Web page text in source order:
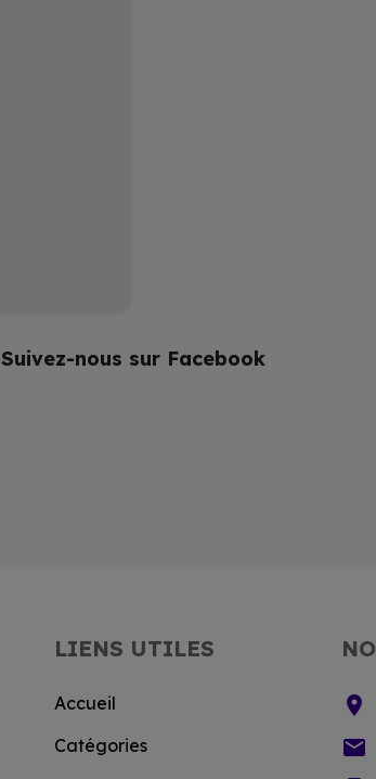
Suivez-nous sur Facebook
LIENS UTILES
Accueil
Catégories
location_on
email